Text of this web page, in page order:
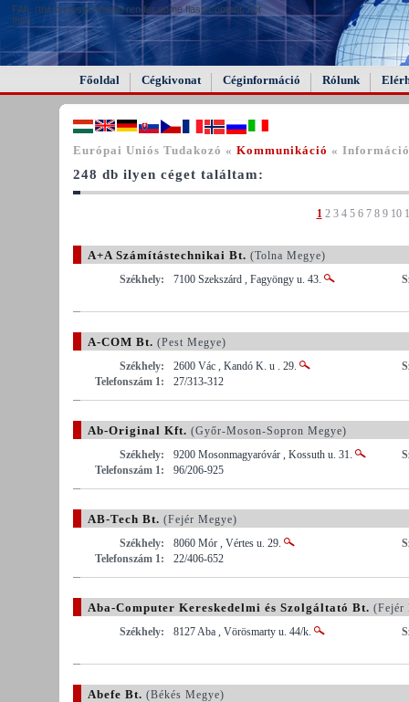
FAIL (the browser should render some flash content, not
this).
Főoldal Cégkivonat Céginformáció Rólunk
Európai Uniós Tudakozó « Kommunikáció «
248 db ilyen céget találtam:
1 2 3 4 5 6 7 8 9 10
A+A Számítástechnikai Bt. (Tolna Megye)
Székhely:
7100 Szekszárd , Fagyöngy u. 43.
A-COM Bt. (Pest Megye)
Székhely:
2600 Vác , Kandó K. u . 29.
Telefonszám 1:
27/313-312
Ab-Original Kft. (Győr-Moson-Sopron Megye)
Székhely:
9200 Mosonmagyaróvár , Kossuth u. 31.
Telefonszám 1:
96/206-925
AB-Tech Bt. (Fejér Megye)
Székhely:
8060 Mór , Vértes u. 29.
Telefonszám 1:
22/406-652
Aba-Computer Kereskedelmi és Szolgáltató Bt. (Fejér
Székhely:
8127 Aba , Vörösmarty u. 44/k.
Abefe Bt. (Békés Megye)